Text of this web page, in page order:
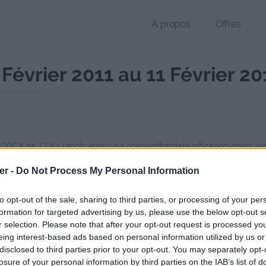
- Do Not Process My Personal Information
opt-out of the sale, sharing to third parties, or processing of your
for targeted advertising by us, please use the below opt-out
selection. Please note that after your opt-out request is processed
interest-based ads based on personal information utilized by us
to third parties prior to your opt-out. You may separately
of your personal information by third parties on the IAB’s list of
À propos Offres
2011 au 11 Février
de 17 Ko (application/vnd.openxmlformats-
page de téléchargement a été vue 1186 fois depuis l'envoi du
fichier.fr/2011/02/03/a-completer-du-07-fevrier-2011-au-
Du 07 Février 2011 au 11